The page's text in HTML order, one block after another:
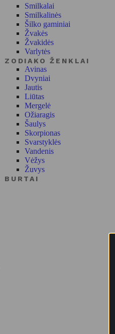
Smilkalai
Smilkalinės
Šilko gaminiai
Žvakės
Žvakidės
Varlytės
ZODIAKO ŽENKLAI
Avinas
Dvyniai
Jautis
Liūtas
Mergelė
Ožiaragis
Šaulys
Skorpionas
Svarstyklės
Vandenis
Vėžys
Žuvys
BURTAI